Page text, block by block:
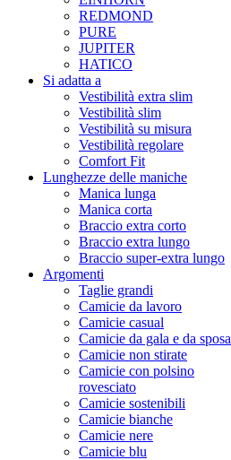
REDMOND
PURE
JUPITER
HATICO
Si adatta a
Vestibilità extra slim
Vestibilità slim
Vestibilità su misura
Vestibilità regolare
Comfort Fit
Lunghezze delle maniche
Manica lunga
Manica corta
Braccio extra corto
Braccio extra lungo
Braccio super-extra lungo
Argomenti
Taglie grandi
Camicie da lavoro
Camicie casual
Camicie da gala e da sposa
Camicie non stirate
Camicie con polsino
rovesciato
Camicie sostenibili
Camicie bianche
Camicie nere
Camicie blu